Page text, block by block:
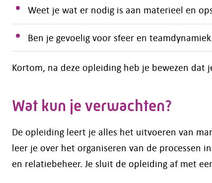
Weet je wat er nodig is aan materieel en
Ben je gevoelig voor sfeer en
Kortom, na deze opleiding heb je bewezen
Wat kun je verwachten?
De opleiding leert je alles het uitvoeren van
leer je over het organiseren van de processen
en relatiebeheer. Je sluit de opleiding af met